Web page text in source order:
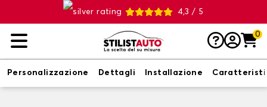
4,3 / 5
0
Personalizzazione Dettagli Installazione